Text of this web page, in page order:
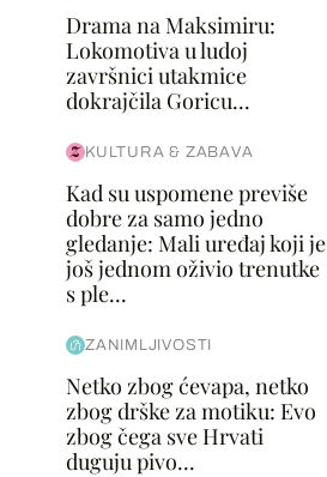
Drama na Maksimiru:
Lokomotiva u ludoj
završnici utakmice
dokrajčila Goricu...
KULTURA & ZABAVA
Kad su uspomene previše
dobre za samo jedno
gledanje: Mali uređaj koji je
još jednom oživio trenutke
s ple...
ZANIMLJIVOSTI
Netko zbog ćevapa, netko
zbog drške za motiku: Evo
zbog čega sve Hrvati
duguju pivo...